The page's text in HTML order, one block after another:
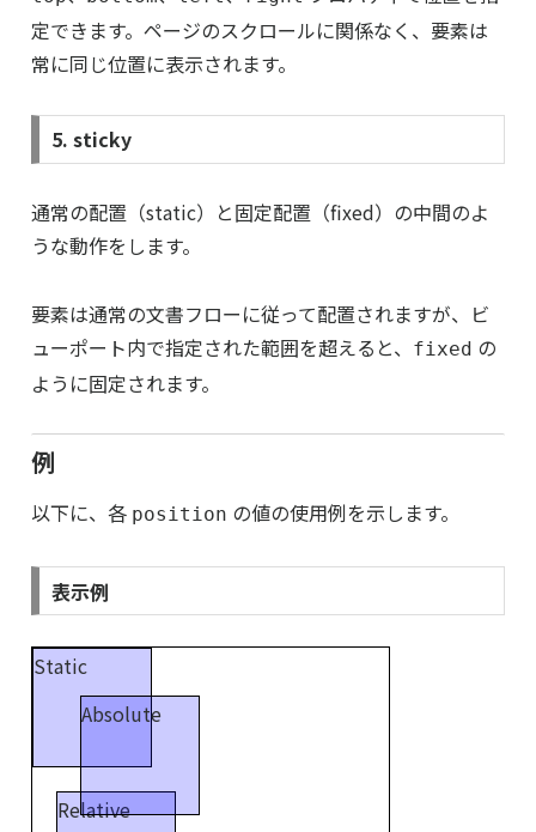
定できます。ページのスクロールに関係なく、要素は
常に同じ位置に表示されます。
5. sticky
通常の配置（static）と固定配置（fixed）の中間のよ
うな動作をします。
要素は通常の文書フローに従って配置されますが、ビ
ューポート内で指定された範囲を超えると、
fixed の
ように固定されます。
例
以下に、各 position の値の使用例を示します。
表示例
Static
Relative
Absolute